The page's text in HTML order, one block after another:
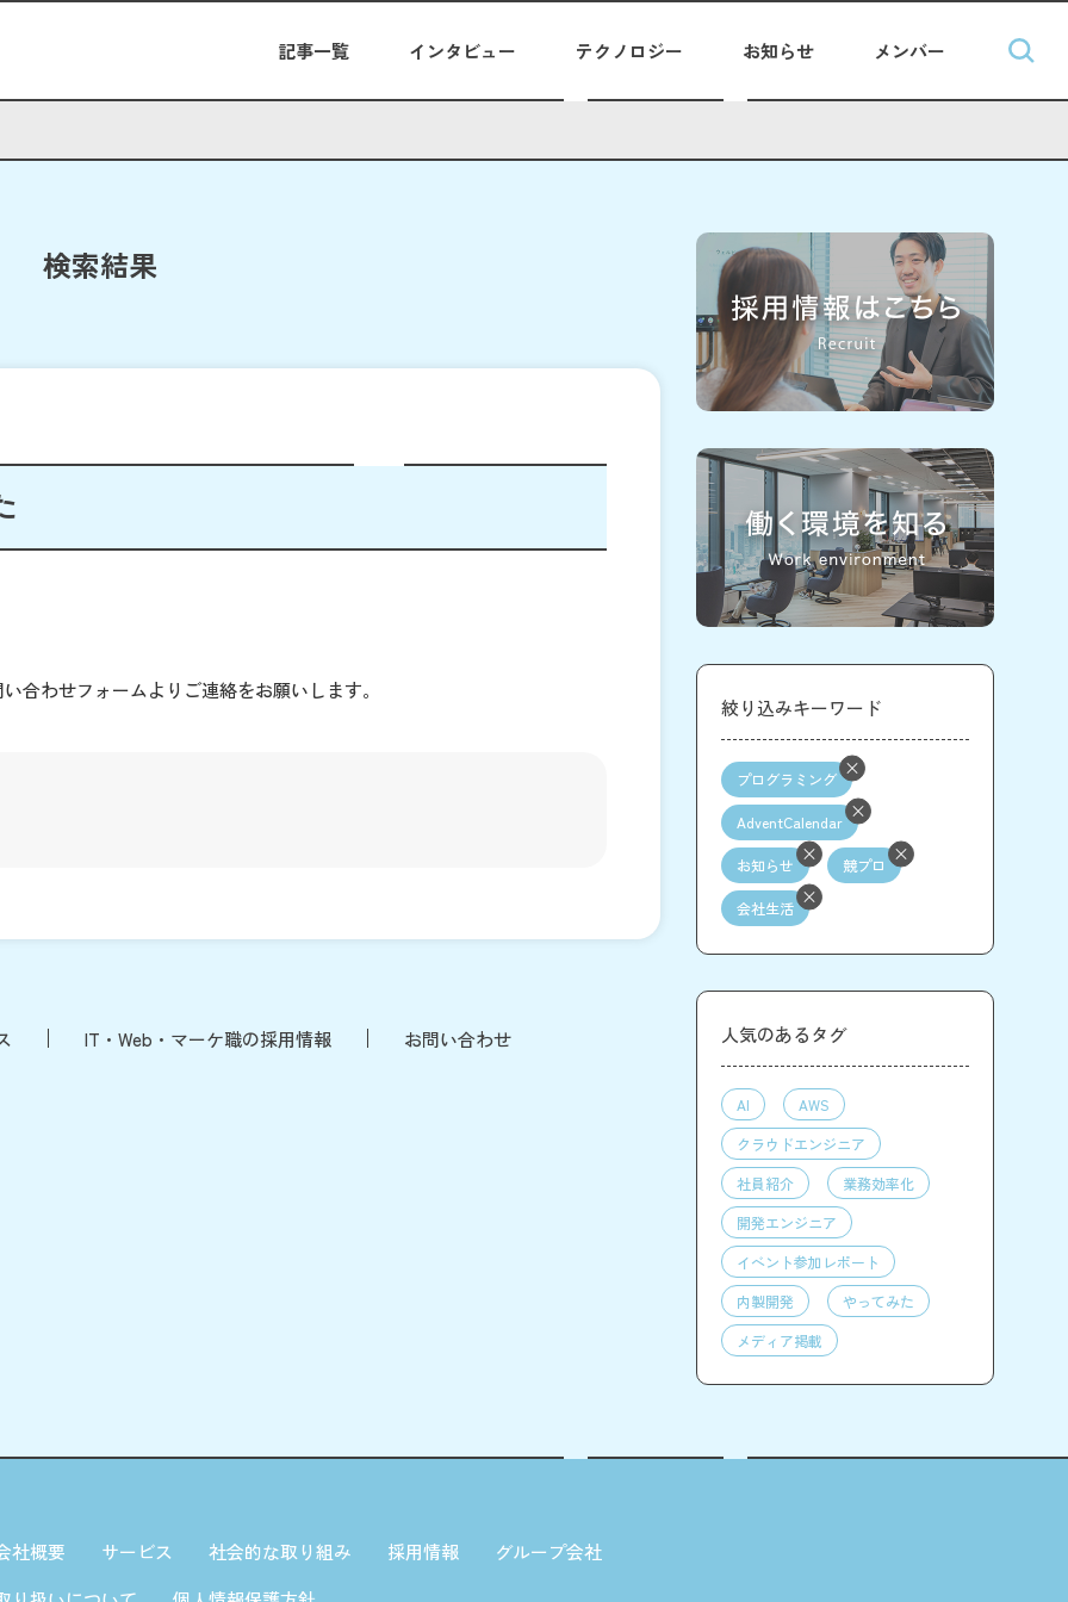
記事一覧 インタビュー テクノロジー お知らせ メンバー
検索結果
合わせフォームよりご連絡をお願いします。
IT・Web・マーケ職の採用情報 お問い合わせ
絞り込みキーワード
プログラミング
AdventCalendar
お知らせ 競プロ
会社生活
人気のあるタグ
AI
AWS
クラウドエンジニア
社員紹介
業務効率化
開発エンジニア
イベント参加レポート
内製開発
やってみた
メディア掲載
社概要 サービス 社会的な取り組み 採用情報
グループ会社